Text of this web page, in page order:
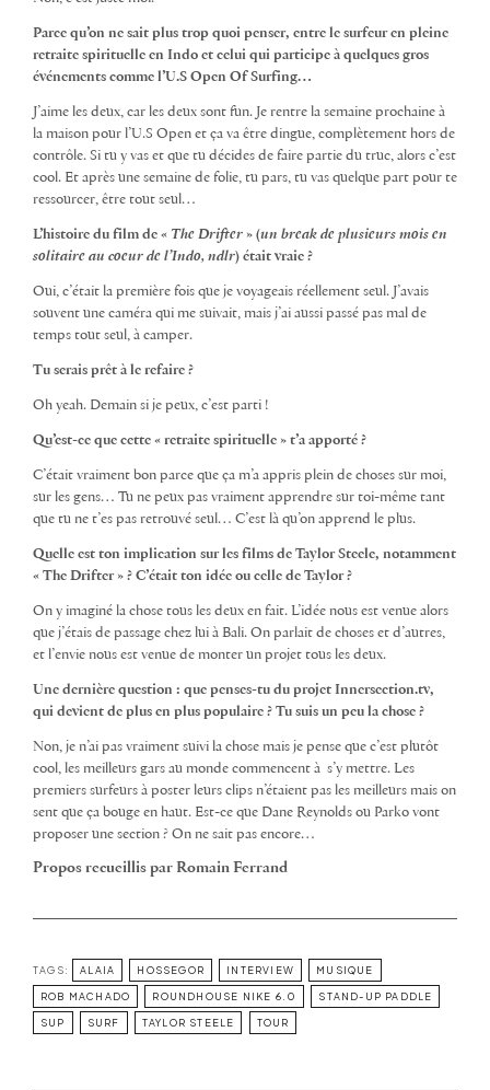
Parce qu’on ne sait plus trop quoi penser, entre le surfeur en pleine
retraite spirituelle en Indo et celui qui participe à quelques gros
événements comme l’U.S Open Of Surfing…
J’aime les deux, car les deux sont fun. Je rentre la semaine prochaine à
la maison pour l’U.S Open et ça va être dingue, complètement hors de
contrôle. Si tu y vas et que tu décides de faire partie du truc, alors c’est
cool. Et après une semaine de folie, tu pars, tu vas quelque part pour te
ressourcer, être tout seul…
L’histoire du film de « The Drifter » (un break de plusieurs mois en
solitaire au coeur de l’Indo, ndlr) était vraie ?
Oui, c’était la première fois que je voyageais réellement seul. J’avais
souvent une caméra qui me suivait, mais j’ai aussi passé pas mal de
temps tout seul, à camper.
Tu serais prêt à le refaire ?
Oh yeah. Demain si je peux, c’est parti !
Qu’est-ce que cette « retraite spirituelle » t’a apporté ?
C’était vraiment bon parce que ça m’a appris plein de choses sur moi,
sur les gens… Tu ne peux pas vraiment apprendre sur toi-même tant
que tu ne t’es pas retrouvé seul… C’est là qu’on apprend le plus.
Quelle est ton implication sur les films de Taylor Steele, notamment
« The Drifter » ? C’était ton idée ou celle de Taylor ?
On y imaginé la chose tous les deux en fait. L’idée nous est venue alors
que j’étais de passage chez lui à Bali. On parlait de choses et d’autres,
et l’envie nous est venue de monter un projet tous les deux.
Une dernière question : que penses-tu du projet Innersection.tv,
qui devient de plus en plus populaire ? Tu suis un peu la chose ?
Non, je n’ai pas vraiment suivi la chose mais je pense que c’est plutôt
cool, les meilleurs gars au monde commencent à s’y mettre. Les
premiers surfeurs à poster leurs clips n’étaient pas les meilleurs mais on
sent que ça bouge en haut. Est-ce que Dane Reynolds ou Parko vont
proposer une section ? On ne sait pas encore…
Propos recueillis par Romain Ferrand
TAGS: ALAIA HOSSEGOR INTERVIEW MUSIQUE
ROB MACHADO ROUNDHOUSE NIKE 6.0 STAND-UP PADDLE
SUP SURF TAYLOR STEELE TOUR